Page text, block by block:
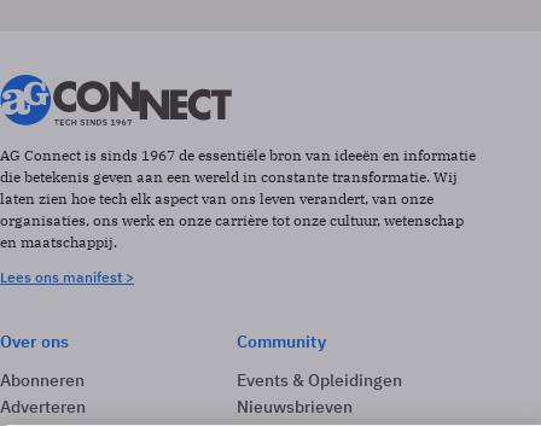
AG Connect is sinds 1967 de essentiële bron van ideeën en informatie
die betekenis geven aan een wereld in constante transformatie. Wij
laten zien hoe tech elk aspect van ons leven verandert, van onze
organisaties, ons werk en onze carrière tot onze cultuur, wetenschap
en maatschappij.
Lees ons manifest >
Over ons
Abonneren
Adverteren
Community
Events & Opleidingen
Nieuwsbrieven